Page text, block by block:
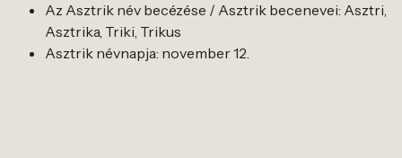
Az Asztrik név becézése / Asztrik becenevei: Asztri,
Asztrika, Triki, Trikus
Asztrik névnapja: november 12.